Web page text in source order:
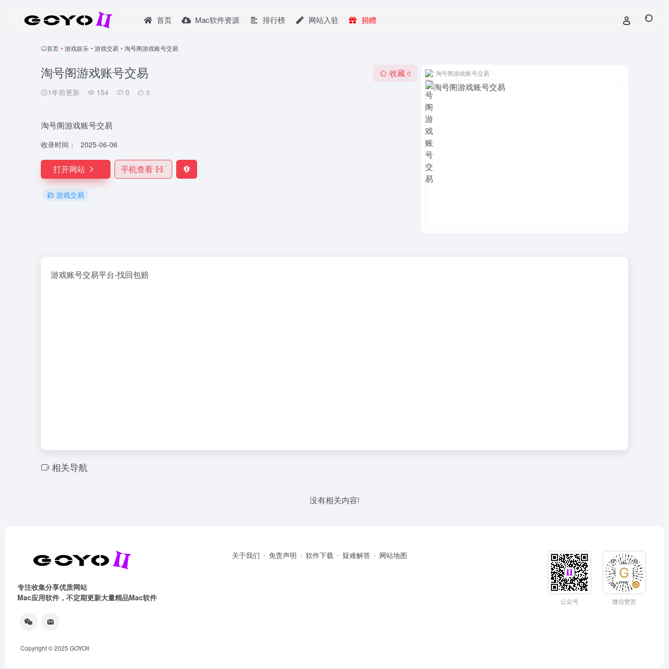
首页 Mac软件资源 排行榜 网站入驻 捐赠
首页 • 游戏娱乐 • 游戏交易 • 淘号阁游戏账号交易
淘号阁游戏账号交易
1年前更新 154 0 0
收藏 0
淘号阁游戏账号交易
收录时间： 2025-06-06
打开网站 手机查看
游戏交易
淘号阁游戏账号交易
游戏账号交易平台-找回包赔
相关导航
没有相关内容!
专注收集分享优质网站
Mac应用软件，不定期更新大量精品Mac软件
关于我们 免责声明 软件下载 疑难解答 网站地图
公众号 微信赞赏
Copyright © 2025 GOYOII